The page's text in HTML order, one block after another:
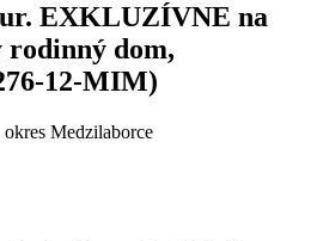
EXKLUZÍVNE na
dom,
12-MIM)
Medzilaborce